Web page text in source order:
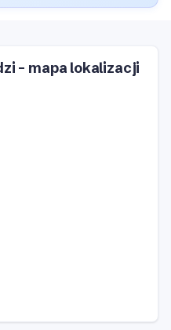
– mapa lokalizacji